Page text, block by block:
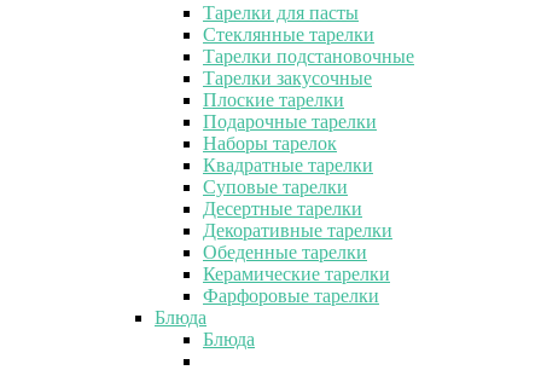
Тарелки для пасты
Стеклянные тарелки
Тарелки подстановочные
Тарелки закусочные
Плоские тарелки
Подарочные тарелки
Наборы тарелок
Квадратные тарелки
Суповые тарелки
Десертные тарелки
Декоративные тарелки
Обеденные тарелки
Керамические тарелки
Фарфоровые тарелки
Блюда
Блюда